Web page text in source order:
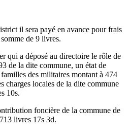
il sera payé en avance pour frais
de 9 livres.
qui a déposé au directoire le rôle de
de la dite commune, un état de
des militaires montant à 474
charges locales de la dite commune
10s.
foncière de la commune de
livres 17s 3d.